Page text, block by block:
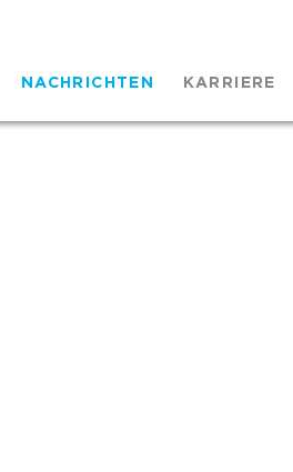
NACHRICHTEN KARRIERE